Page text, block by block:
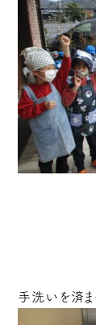
手洗いを済ま